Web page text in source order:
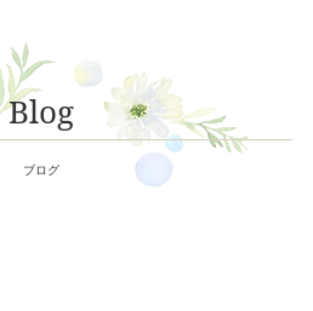
Blog
ブログ